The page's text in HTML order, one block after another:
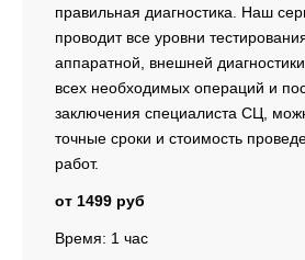
правильная диагностика. Наш
проводит все уровни
аппаратной, внешней
всех необходимых операций и
заключения специалиста СЦ,
точные сроки и стоимость
работ.
от 1499 руб
Время: 1 час